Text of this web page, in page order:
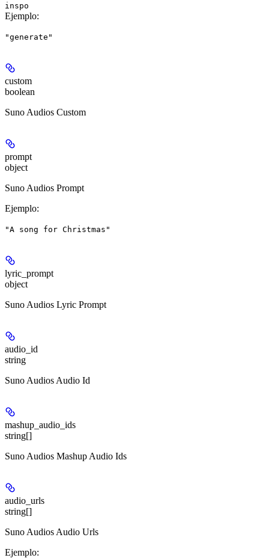
inspo
Ejemplo:
"generate"
custom
boolean
Suno Audios Custom
prompt
object
Suno Audios Prompt
Ejemplo:
"A song for Christmas"
lyric_prompt
object
Suno Audios Lyric Prompt
audio_id
string
Suno Audios Audio Id
mashup_audio_ids
string[]
Suno Audios Mashup Audio Ids
audio_urls
string[]
Suno Audios Audio Urls
Ejemplo: